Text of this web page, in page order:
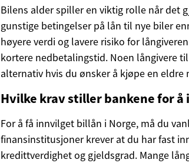
Bilens alder spiller en viktig rolle når det
gunstige betingelser på lån til nye biler
høyere verdi og lavere risiko for
kortere nedbetalingstid. Noen långivere
alternativ hvis du ønsker å kjøpe en eldre
Hvilke krav stiller bankene for
For å få innvilget billån i Norge, må du
finansinstitusjoner krever at du har fast
kredittverdighet og gjeldsgrad. Mange